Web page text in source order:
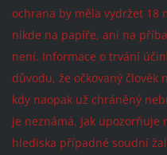
ochrana by měla vydržet 18
nikde na papíře, ani na
není. Informace o trvání
důvodu, že očkovaný
kdy naopak už chráněný
je neznámá. Jak
hlediska případné soudní